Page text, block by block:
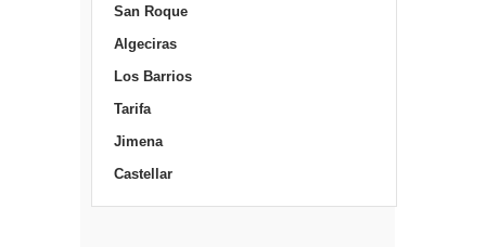
San Roque
Algeciras
Los Barrios
Tarifa
Jimena
Castellar